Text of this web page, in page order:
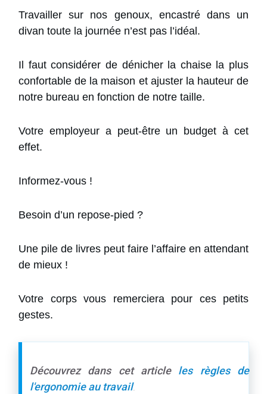
Travailler sur nos genoux, encastré dans un
divan toute la journée n’est pas l’idéal.
Il faut considérer de dénicher la chaise la plus
confortable de la maison et ajuster la hauteur de
notre bureau en fonction de notre taille.
Votre employeur a peut-être un budget à cet
effet.
Informez-vous !
Besoin d’un repose-pied ?
Une pile de livres peut faire l’affaire en attendant
de mieux !
Votre corps vous remerciera pour ces petits
gestes.
Découvrez dans cet article les règles de
l'ergonomie au travail.